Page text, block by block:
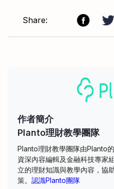
Share:
作者簡介
Planto理財教學團隊
Planto理財教學團隊由Planto
資深內容編輯及金融科技專家
立的理財知識與教學內容，協
策。 認識Planto團隊